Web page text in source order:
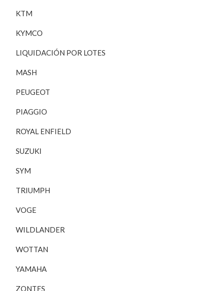
KTM
KYMCO
LIQUIDACIÓN POR LOTES
MASH
PEUGEOT
PIAGGIO
ROYAL ENFIELD
SUZUKI
SYM
TRIUMPH
VOGE
WILDLANDER
WOTTAN
YAMAHA
ZONTES